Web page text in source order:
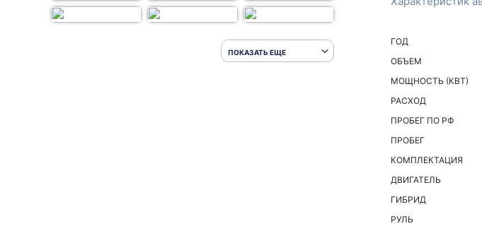
ПОКАЗАТЬ ЕЩЕ
ГОД
ОБЪЕМ
МОЩНОСТЬ (КВТ)
РАСХОД
ПРОБЕГ ПО РФ
ПРОБЕГ
КОМПЛЕКТАЦИЯ
ДВИГАТЕЛЬ
ГИБРИД
РУЛЬ